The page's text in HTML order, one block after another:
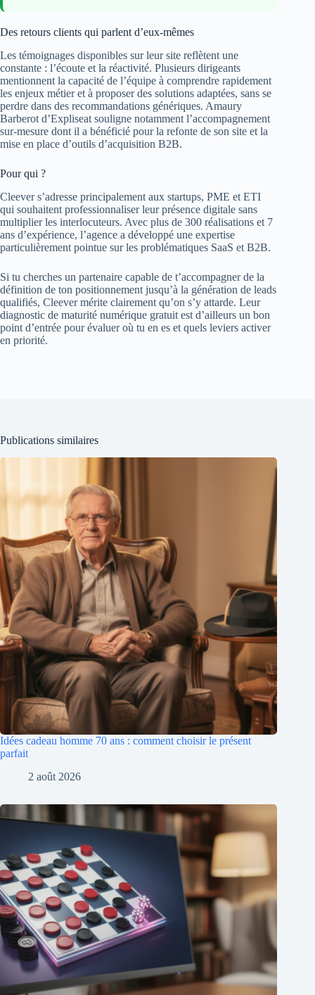
Des retours clients qui parlent d’eux-mêmes
Les témoignages disponibles sur leur site reflètent une
constante : l’écoute et la réactivité. Plusieurs dirigeants
mentionnent la capacité de l’équipe à comprendre rapidement
les enjeux métier et à proposer des solutions adaptées, sans se
perdre dans des recommandations génériques. Amaury
Barberot d’Expliseat souligne notamment l’accompagnement
sur-mesure dont il a bénéficié pour la refonte de son site et la
mise en place d’outils d’acquisition B2B.
Pour qui ?
Cleever s’adresse principalement aux startups, PME et ETI
qui souhaitent professionnaliser leur présence digitale sans
multiplier les interlocuteurs. Avec plus de 300 réalisations et 7
ans d’expérience, l’agence a développé une expertise
particulièrement pointue sur les problématiques SaaS et B2B.
Si tu cherches un partenaire capable de t’accompagner de la
définition de ton positionnement jusqu’à la génération de leads
qualifiés, Cleever mérite clairement qu’on s’y attarde. Leur
diagnostic de maturité numérique gratuit est d’ailleurs un bon
point d’entrée pour évaluer où tu en es et quels leviers activer
en priorité.
Publications similaires
Idées cadeau homme 70 ans : comment choisir le présent
parfait
2 août 2026